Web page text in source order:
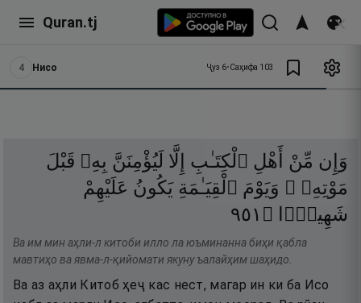
Quran.tj
4 Нисо Ҷуз 6•Саҳифа 103
وَإِن مِّنْ أَهْلِ ٱلْكِتَـٰبِ إِلَّا لَيُؤْمِنَنَّ بِهِۦ قَبْلَ
مَوْتِهِۦ ۖ وَيَوْمَ ٱلْقِيَـٰمَةِ يَكُونُ عَلَيْهِمْ
شَهِيدًۭا
۝ ١٥٩
Ва им мин аҳли-л китоби илло ла юъминанна биҳи қабла
мавтиҳо ва явма-л-қийомати якуну ъалайҳим шаҳидо.
Ва аз аҳли Китоб ҳеҷ кас нест, магар ин ки ба Исо